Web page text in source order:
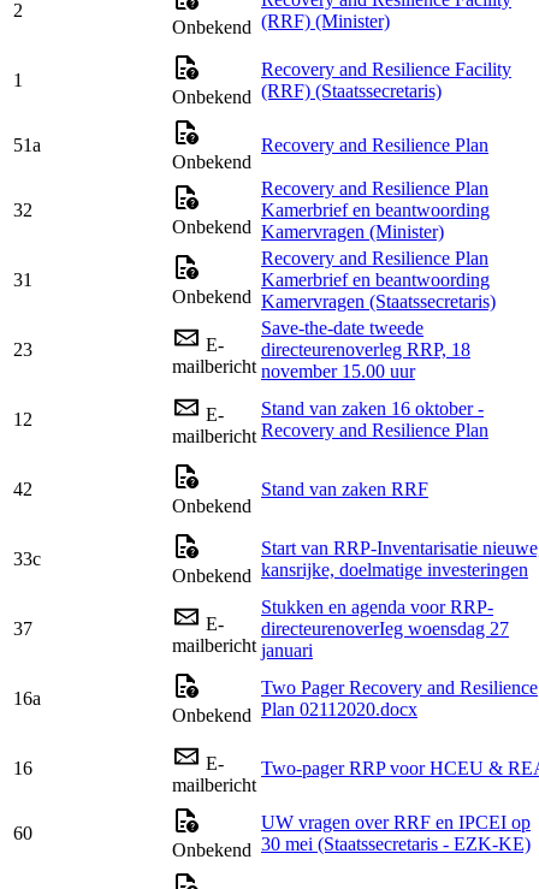
2
Onbekend (RRF) (Minister)
1
Onbekend
Recovery and Resilience Facility
(RRF) (Staatssecretaris)
51a
Onbekend
Recovery and Resilience Plan
32
Onbekend
Recovery and Resilience Plan
Kamerbrief en beantwoording
Kamervragen (Minister)
31
Onbekend
Recovery and Resilience Plan
Kamerbrief en beantwoording
Kamervragen (Staatssecretaris)
23
E-
mailbericht
Save-the-date tweede
directeurenoverleg RRP, 18
november 15.00 uur
12
E-
mailbericht
Stand van zaken 16 oktober -
Recovery and Resilience Plan
42
Onbekend
Stand van zaken RRF
33c
Onbekend
Start van RRP-Inventarisatie
kansrijke, doelmatige investeringen
37
E-
mailbericht
Stukken en agenda voor RRP-
directeurenoverIeg woensdag 27
januari
16a
Onbekend
Two Pager Recovery and Resilience
Plan 02112020.docx
16
E-
mailbericht
Two-pager RRP voor HCEU &
60
Onbekend
UW vragen over RRF en IPCEI op
30 mei (Staatssecretaris - EZK-KE)